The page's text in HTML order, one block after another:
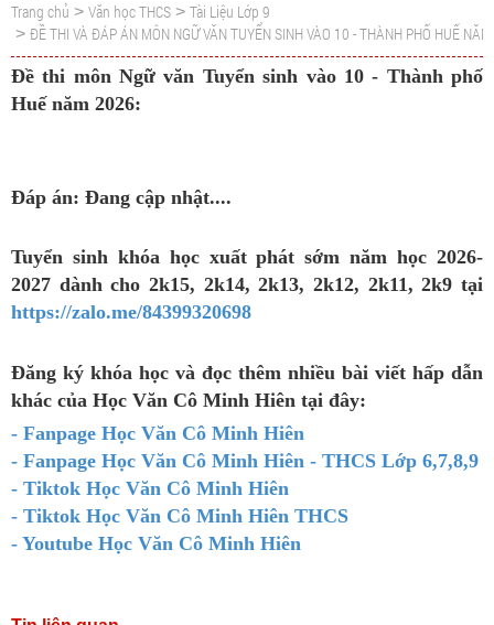
Trang chủ > Văn học THCS > Tài Liệu Lớp 9
> ĐỀ THI VÀ ĐÁP ÁN MÔN NGỮ VĂN TUYỂN SINH VÀO 10 - THÀNH PHỐ HUẾ
Đề thi môn Ngữ văn Tuyển sinh vào 10 - Thành phố
Huế năm 2026:
Đáp án: Đang cập nhật....
Tuyển sinh khóa học xuất phát sớm năm học 2026-
2027 dành cho 2k15, 2k14, 2k13, 2k12, 2k11, 2k9 tại
https://zalo.me/84399320698
Đăng ký khóa học và đọc thêm nhiều bài viết hấp dẫn
khác của Học Văn Cô Minh Hiên tại đây:
- Fanpage Học Văn Cô Minh Hiên
- Fanpage Học Văn Cô Minh Hiên - THCS Lớp 6,7,8,9
- Tiktok Học Văn Cô Minh Hiên
- Tiktok Học Văn Cô Minh Hiên THCS
- Youtube Học Văn Cô Minh Hiên